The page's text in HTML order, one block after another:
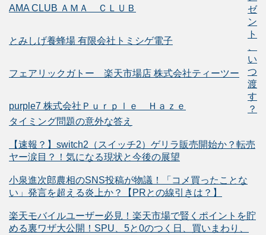
AMA CLUB ＡＭＡ ＣＬＵＢ
とみしげ養蜂場 有限会社トミシゲ電子
フェアリックガトー 楽天市場店 株式会社ティーツー
purple7 株式会社Ｐｕｒｐｌｅ Ｈａｚｅ
ゼ
ン
ト
い
つ
渡
す
？
タイミング問題の意外な答え
【速報？】switch2（スイッチ2）ゲリラ販売開始か？転売
ヤー涙目？！気になる現状と今後の展望
小泉進次郎農相のSNS投稿が物議！「コメ買ったことな
い」発言を超える炎上か？【PRとの線引きは？】
楽天モバイルユーザー必見！楽天市場で賢くポイントを貯
める裏ワザ大公開！SPU、5と0のつく日、買いまわり、